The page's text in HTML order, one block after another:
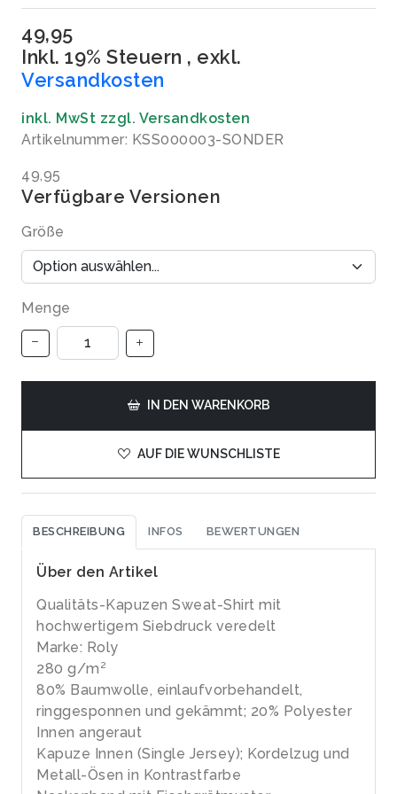
49,95
Inkl. 19% Steuern , exkl.
Versandkosten
inkl. MwSt zzgl. Versandkosten
Artikelnummer: KSS000003-SONDER
49,95
Verfügbare Versionen
Größe
Menge
IN DEN WARENKORB
AUF DIE WUNSCHLISTE
BESCHREIBUNG INFOS BEWERTUNGEN
Über den Artikel
Qualitäts-Kapuzen Sweat-Shirt mit
hochwertigem Siebdruck veredelt
Marke: Roly
280 g/m²
80% Baumwolle, einlaufvorbehandelt,
ringgesponnen und gekämmt; 20% Polyester
Innen angeraut
Kapuze Innen (Single Jersey); Kordelzug und
Metall-Ösen in Kontrastfarbe